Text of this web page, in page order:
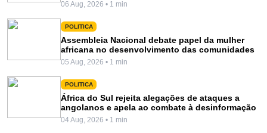
06 Aug, 2026 • 1 min
POLITICA
Assembleia Nacional debate papel da mulher
africana no desenvolvimento das comunidades
05 Aug, 2026 • 1 min
POLITICA
África do Sul rejeita alegações de ataques a
angolanos e apela ao combate à desinformação
04 Aug, 2026 • 1 min